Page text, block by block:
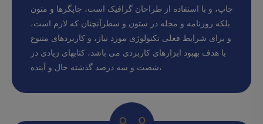
چاپ، و با استفاده از طراحان گرافیک است، چاپگرها و متون
بلکه روزنامه و مجله در ستون و سطرآنچنان که لازم است،
و برای شرایط فعلی تکنولوژی مورد نیاز، و کاربردهای متنوع
با هدف بهبود ابزارهای کاربردی می باشد، کتابهای زیادی در
شصت و سه درصد گذشته حال و آینده،